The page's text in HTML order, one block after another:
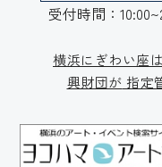
受付時間：
横浜にぎわい座は
興財団が 指定